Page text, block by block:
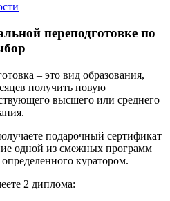
переподготовке по
– это вид образования,
получить новую
высшего или среднего
подарочный сертификат
одной из смежных программ
куратором.
2 диплома: